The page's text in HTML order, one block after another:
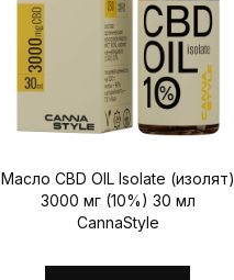
Масло CBD OIL Isolate (изолят)
3000 мг (10%) 30 мл
CannaStyle